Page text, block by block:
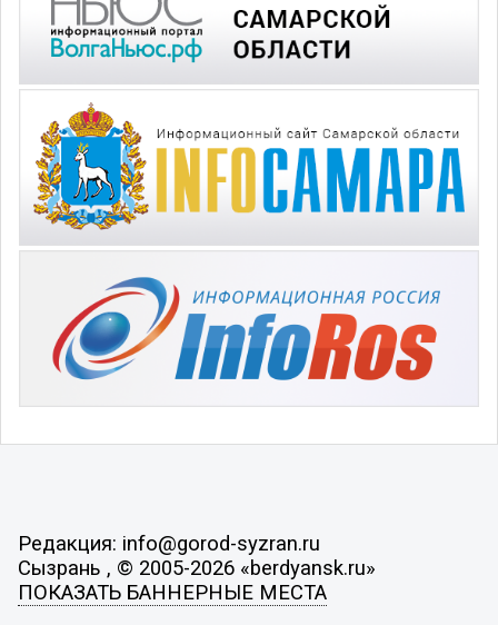
Редакция: info@gorod-syzran.ru
Сызрань , © 2005-2026 «berdyansk.ru»
ПОКАЗАТЬ БАННЕРНЫЕ МЕСТА